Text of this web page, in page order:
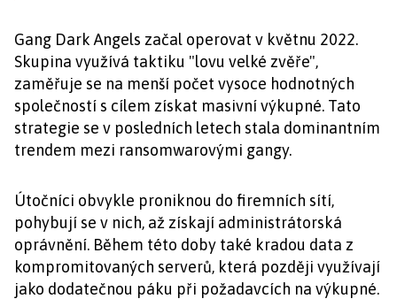
Gang Dark Angels začal operovat v květnu 2022.
Skupina využívá taktiku "lovu velké zvěře",
zaměřuje se na menší počet vysoce hodnotných
společností s cílem získat masivní výkupné. Tato
strategie se v posledních letech stala dominantním
trendem mezi ransomwarovými gangy.
Útočníci obvykle proniknou do firemních sítí,
pohybují se v nich, až získají administrátorská
oprávnění. Během této doby také kradou data z
kompromitovaných serverů, která později využívají
jako dodatečnou páku při požadavcích na výkupné.